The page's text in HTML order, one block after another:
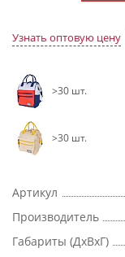
Узнать оптовую цену
>30 шт.
>30 шт.
Артикул
Производитель
Габариты (ДхВхГ)